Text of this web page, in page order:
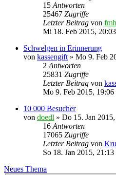
15 Antworten
25467 Zugriffe
Letzter Beitrag von fmh
Mi 18. Feb 2015, 20:03
Schwelgen in Erinnerung
von kassengift » Mo 9. Feb
2 Antworten
25831 Zugriffe
Letzter Beitrag von
Mo 9. Feb 2015, 19:06
10 000 Besucher
von doedl » Do 15. Jan
16 Antworten
17065 Zugriffe
Letzter Beitrag von
So 18. Jan 2015, 21:13
Neues Thema